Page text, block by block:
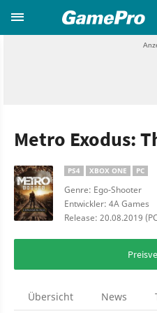
Metro Exodus:
PS4 XBOX ONE PC
Genre: Ego-Shooter
Entwickler: 4A Games
Release: 20.08.2019
Übersicht News